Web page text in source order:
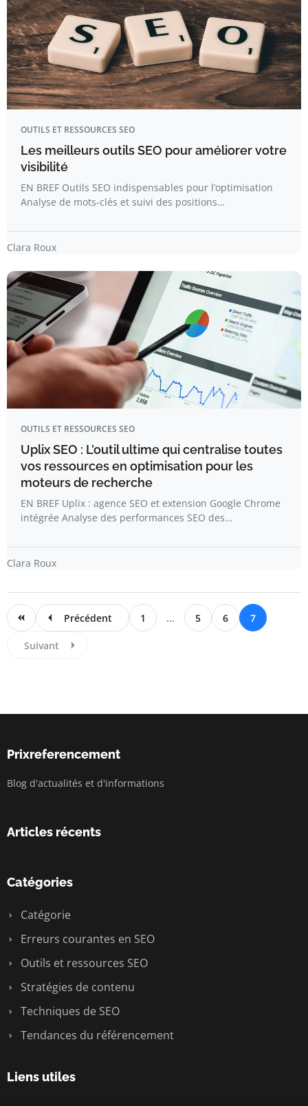
OUTILS ET RESSOURCES SEO
Les meilleurs outils SEO pour améliorer votre
visibilité
EN BREF Outils SEO indispensables pour l’optimisation
Analyse de mots-clés et suivi des positions…
Clara Roux
OUTILS ET RESSOURCES SEO
Uplix SEO : L’outil ultime qui centralise toutes
vos ressources en optimisation pour les
moteurs de recherche
EN BREF Uplix : agence SEO et extension Google Chrome
intégrée Analyse des performances SEO des…
Clara Roux
Précédent 1 ... 5 6 7
Suivant
Prixreferencement
Blog d'actualités et d'informations
Articles récents
Catégories
Catégorie
Erreurs courantes en SEO
Outils et ressources SEO
Stratégies de contenu
Techniques de SEO
Tendances du référencement
Liens utiles